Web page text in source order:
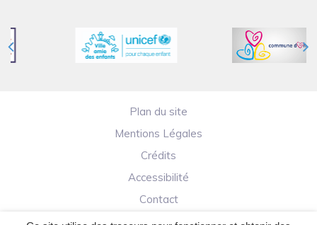
Plan du site
Mentions Légales
Crédits
Accessibilité
Contact